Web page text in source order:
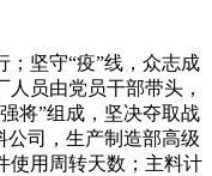
；坚守“疫”线，众志成
员由党员干部带头，
将”组成，坚决夺取战
公司，生产制造部高级
使用周转天数；主料计